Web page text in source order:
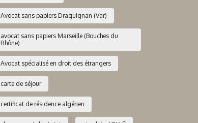
Avocat sans papiers Draguignan (Var)
avocat sans papiers Marseille (Bouches du
Rhône)
Avocat spécialisé en droit des étrangers
carte de séjour
certificat de résidence algérien